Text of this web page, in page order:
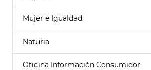
Mujer e Igualdad
Naturia
Oficina Información Consumidor